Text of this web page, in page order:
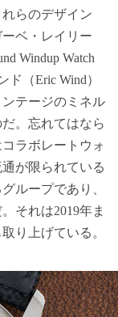
らのデザイン
ベ・レイリー
Windup Watch
（Eric Wind）
テージのミネル
。忘れてはなら
ラボレートウォ
が限られている
ループであり、
それは2019年ま
り上げている。